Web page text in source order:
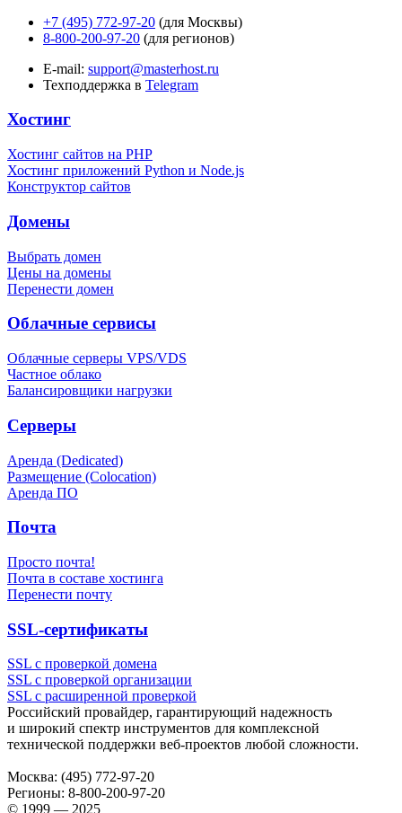
+7 (495) 772-97-20 (для Москвы)
8-800-200-97-20 (для регионов)
E-mail: support@masterhost.ru
Техподдержка в Telegram
Хостинг
Хостинг сайтов на PHP
Хостинг приложений Python и Node.js
Конструктор сайтов
Домены
Выбрать домен
Цены на домены
Перенести домен
Облачные сервисы
Облачные серверы VPS/VDS
Частное облако
Балансировщики нагрузки
Серверы
Аренда (Dedicated)
Размещение (Colocation)
Аренда ПО
Почта
Просто почта!
Почта в составе хостинга
Перенести почту
SSL-сертификаты
SSL с проверкой домена
SSL с проверкой организации
SSL с расширенной проверкой
Российский провайдер, гарантирующий надежность
и широкий спектр инструментов для комплексной
технической поддержки веб-проектов любой сложности.
Москва: (495) 772-97-20
Регионы: 8-800-200-97-20
© 1999 — 2025